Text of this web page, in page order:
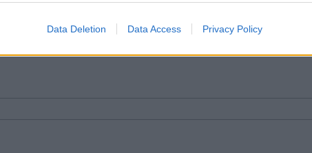
Data Deletion Data Access Privacy Policy
e ricevi le nostre email periodiche contenenti le ultime notizie